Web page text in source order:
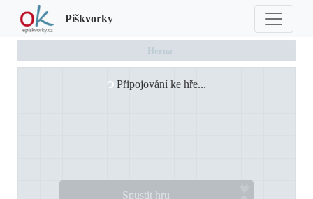
Piškvorky
Herna
Spustit hru
Připojování ke hře...